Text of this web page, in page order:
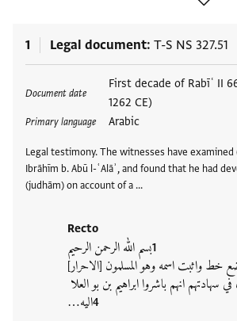
1 Legal document T-S NS 327.51
Document date
First decade of Rabīʿ II
1262 CE)
Primary language Arabic
Legal testimony. The witnesses have examined
Ibrāhīm b. Abū l-ʿAlāʾ, and found that he had
(judhām) on account of a …
Recto
بسم الله الرحمن الرحيم
خط واثبت اسمه وهو المسلمون [الاحرار]
في سهادتهم انهم باشروا ابراهيم بن بو العلا
اليه…